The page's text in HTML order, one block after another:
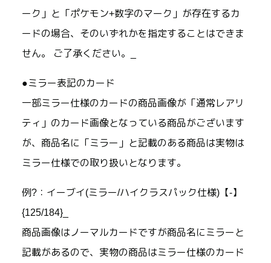
ーク」と「ポケモン+数字のマーク」が存在するカ
ードの場合、そのいずれかを指定することはできま
せん。 ご了承ください。_
●ミラー表記のカード
一部ミラー仕様のカードの商品画像が「通常レアリ
ティ」のカード画像となっている商品がございます
が、商品名に「ミラー」と記載のある商品は実物は
ミラー仕様での取り扱いとなります。
例?：イーブイ(ミラー/ハイクラスパック仕様)【-】
{125/184}_
商品画像はノーマルカードですが商品名にミラーと
記載があるので、実物の商品はミラー仕様のカード